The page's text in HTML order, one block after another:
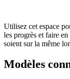
Utilisez cet espace
les progrès et faire
soient sur la même
Modèles